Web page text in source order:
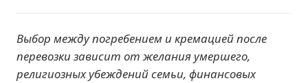
Выбор между погребением и кремацией после
перевозки зависит от желания умершего,
религиозных убеждений семьи, финансовых